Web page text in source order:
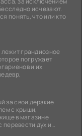
исчезают.
понять, что или кто
грандиозное
погружает
и их
за свои дерзкие
с крыши,
в магазине
перевести дух и